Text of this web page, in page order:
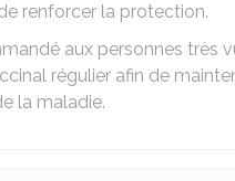
renforcer la protection.
aux personnes très
régulier afin de
la maladie.